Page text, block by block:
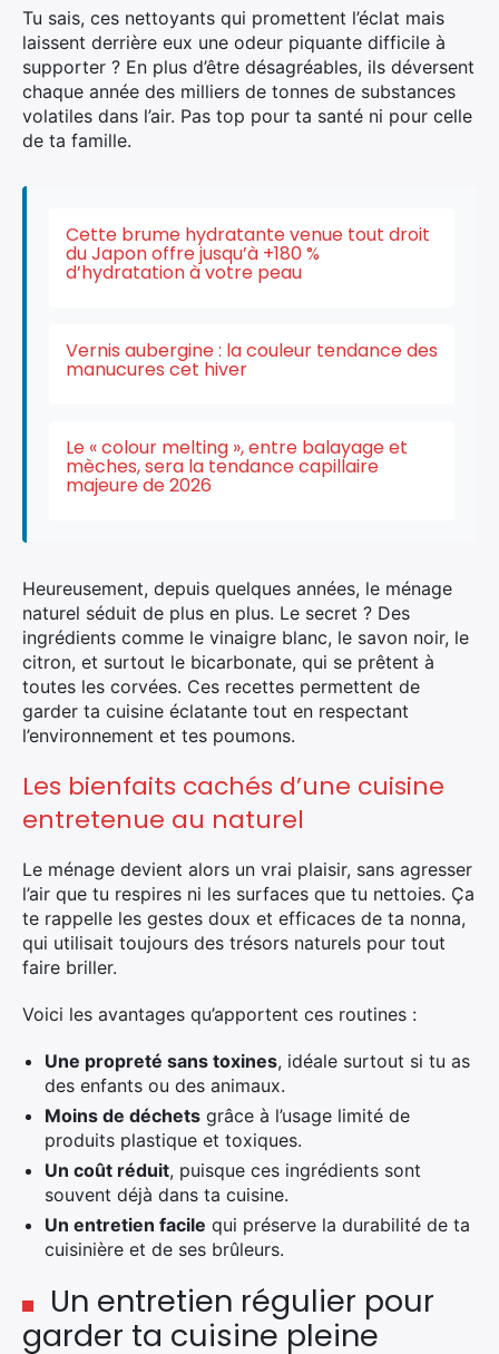
Tu sais, ces nettoyants qui promettent l’éclat mais
laissent derrière eux une odeur piquante difficile à
supporter ? En plus d’être désagréables, ils déversent
chaque année des milliers de tonnes de substances
volatiles dans l’air. Pas top pour ta santé ni pour celle
de ta famille.
Cette brume hydratante venue tout droit
du Japon offre jusqu’à +180 %
d’hydratation à votre peau
Vernis aubergine : la couleur tendance des
manucures cet hiver
Le « colour melting », entre balayage et
mèches, sera la tendance capillaire
majeure de 2026
Heureusement, depuis quelques années, le ménage
naturel séduit de plus en plus. Le secret ? Des
ingrédients comme le vinaigre blanc, le savon noir, le
citron, et surtout le bicarbonate, qui se prêtent à
toutes les corvées. Ces recettes permettent de
garder ta cuisine éclatante tout en respectant
l’environnement et tes poumons.
Les bienfaits cachés d’une cuisine
entretenue au naturel
Le ménage devient alors un vrai plaisir, sans agresser
l’air que tu respires ni les surfaces que tu nettoies. Ça
te rappelle les gestes doux et efficaces de ta nonna,
qui utilisait toujours des trésors naturels pour tout
faire briller.
Voici les avantages qu’apportent ces routines :
Une propreté sans toxines, idéale surtout si tu as
des enfants ou des animaux.
Moins de déchets grâce à l’usage limité de
produits plastique et toxiques.
Un coût réduit, puisque ces ingrédients sont
souvent déjà dans ta cuisine.
Un entretien facile qui préserve la durabilité de ta
cuisinière et de ses brûleurs.
Un entretien régulier pour
garder ta cuisine pleine
Rechercher
: